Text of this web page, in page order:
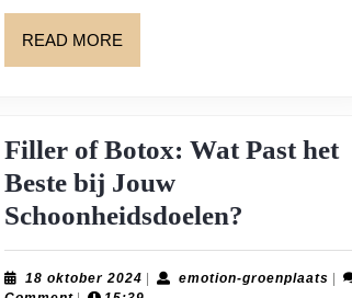
READ MORE
MORE
Filler of Botox: Wat Past het
Beste bij Jouw
Schoonheidsdoelen?
of
Botox:
18 oktober 2024 18
emotion-groenplaats